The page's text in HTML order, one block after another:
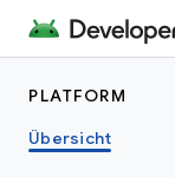
PLATFORM
Übersicht